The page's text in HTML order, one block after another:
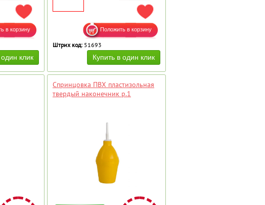
ДОБАВИТЬ В ИЗБРАННОЕ ДОБАВИТЬ В ИЗБРАННОЕ
Штрих код: 51693
Спринцовка ПВХ пластизольная
твердый наконечник р.1